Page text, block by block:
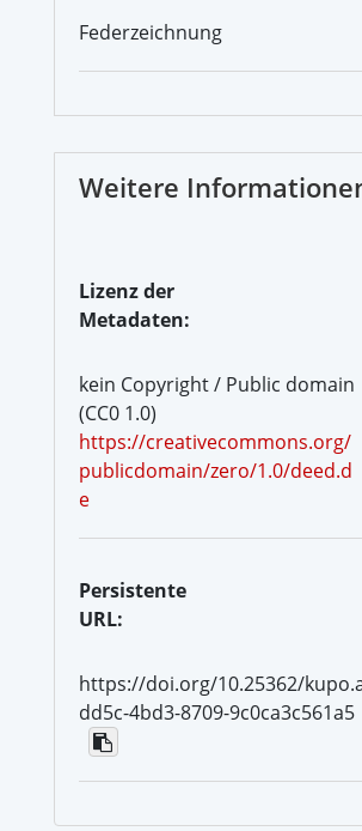
Federzeichnung
Weitere
Lizenz der
Metadaten:
kein Copyright / Public domain
(CC0 1.0)
https://creativecommons.org/
publicdomain/zero/1.0/deed.d
e
Persistente
URL:
https://doi.org/10.25362/
dd5c-4bd3-8709-9c0ca3c561a5